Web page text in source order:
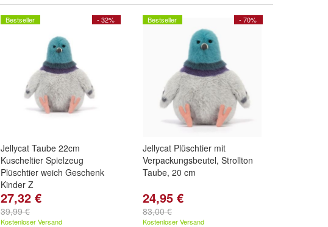
- 32%
Bestseller
Jellycat Taube 22cm
Kuscheltier Spielzeug
Plüschtier weich Geschenk
Kinder Z
27,32 €
39,99 €
Kostenloser Versand
- 70%
Bestseller
Jellycat Plüschtier mit
Verpackungsbeutel, Strollton
Taube, 20 cm
24,95 €
83,00 €
Kostenloser Versand